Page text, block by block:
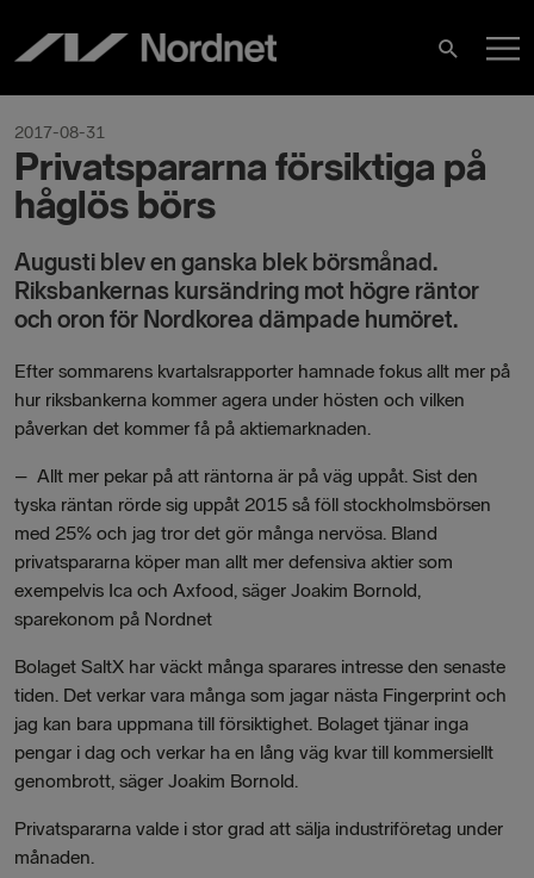
content
Search
2017-08-31
Privatspararna försiktiga på
håglös börs
Augusti blev en ganska blek börsmånad.
Riksbankernas kursändring mot högre räntor
och oron för Nordkorea dämpade humöret.
Efter sommarens kvartalsrapporter hamnade fokus allt mer på
hur riksbankerna kommer agera under hösten och vilken
påverkan det kommer få på aktiemarknaden.
– Allt mer pekar på att räntorna är på väg uppåt. Sist den
tyska räntan rörde sig uppåt 2015 så föll stockholmsbörsen
med 25% och jag tror det gör många nervösa. Bland
privatspararna köper man allt mer defensiva aktier som
exempelvis Ica och Axfood, säger Joakim Bornold,
sparekonom på Nordnet
Bolaget SaltX har väckt många sparares intresse den senaste
tiden. Det verkar vara många som jagar nästa Fingerprint och
jag kan bara uppmana till försiktighet. Bolaget tjänar inga
pengar i dag och verkar ha en lång väg kvar till kommersiellt
genombrott, säger Joakim Bornold.
Privatspararna valde i stor grad att sälja industriföretag under
månaden.